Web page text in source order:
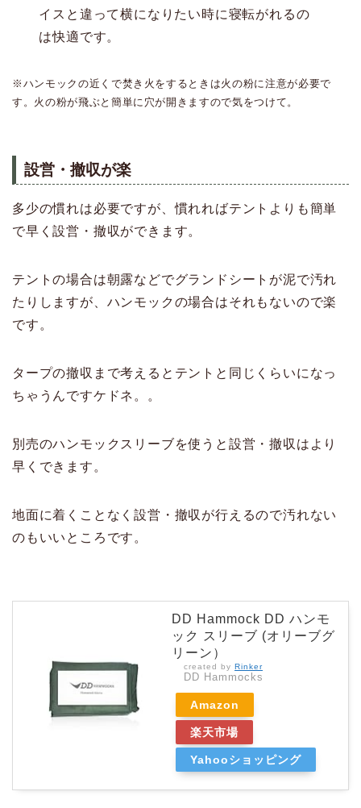
イスと違って横になりたい時に寝転がれるの
は快適です。
※ハンモックの近くで焚き火をするときは火の粉に注意が必要で
す。火の粉が飛ぶと簡単に穴が開きますので気をつけて。
設営・撤収が楽
多少の慣れは必要ですが、慣れればテントよりも簡単
で早く設営・撤収ができます。
テントの場合は朝露などでグランドシートが泥で汚れ
たりしますが、ハンモックの場合はそれもないので楽
です。
タープの撤収まで考えるとテントと同じくらいになっ
ちゃうんですケドネ。。
別売のハンモックスリーブを使うと設営・撤収はより
早くできます。
地面に着くことなく設営・撤収が行えるので汚れない
のもいいところです。
DD Hammock DD ハンモ
ック スリーブ (オリーブグ
リーン）
created by Rinker
DD Hammocks
Amazon
楽天市場
Yahooショッピング